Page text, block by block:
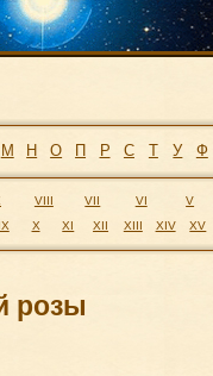
М Н О П Р С Т У Ф
VIII VII VI
V
IX X XI XII XIII XIV XV
розы